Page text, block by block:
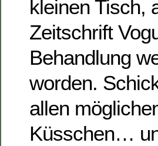
kleinen Tisch,
Zeitschrift
Behandlung
worden.
allen
Küsschen…